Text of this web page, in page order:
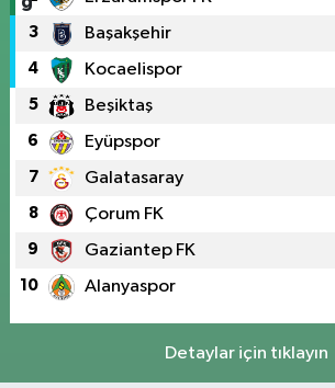
3 Başakşehir
4 Kocaelispor
5 Beşiktaş
6 Eyüpspor
7 Galatasaray
8 Çorum FK
9 Gaziantep FK
10 Alanyaspor
Detaylar için tıklayın